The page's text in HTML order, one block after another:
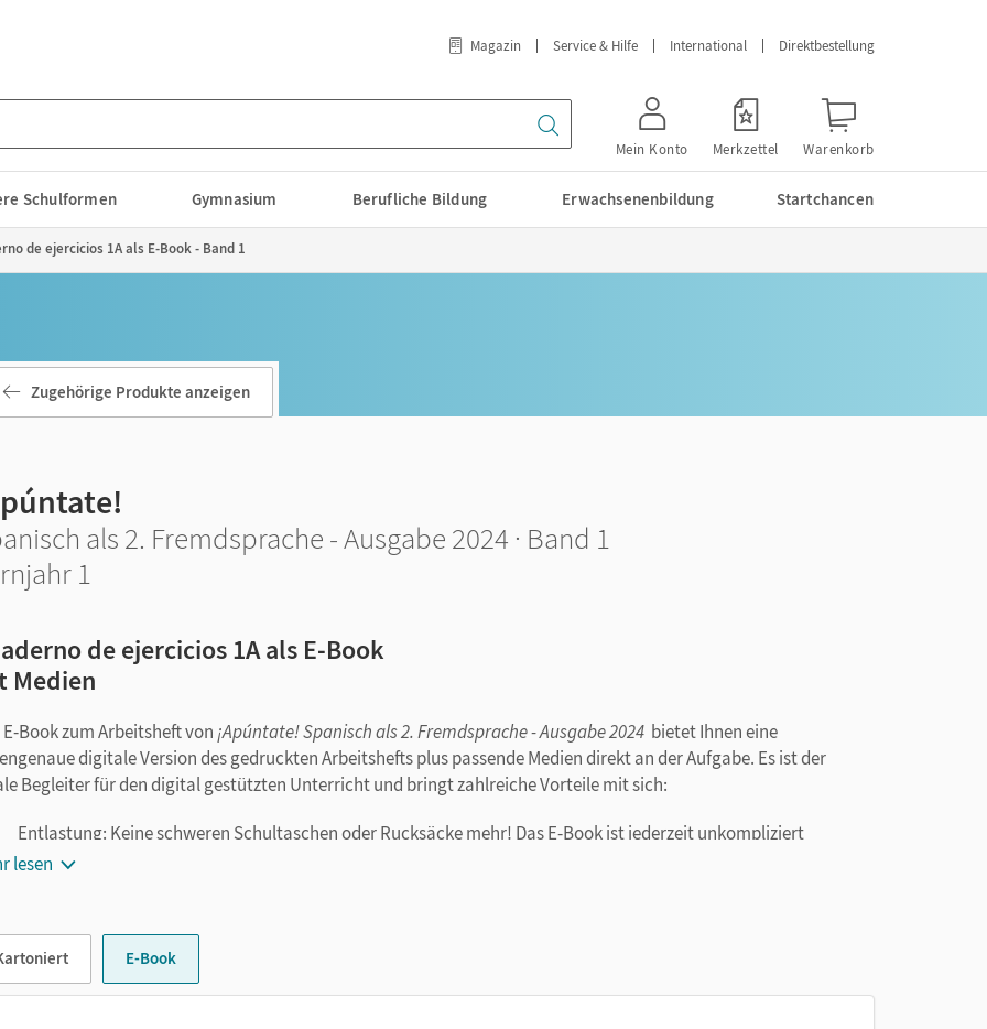
Magazin Service & Hilfe International Direktbestellung
Mein Konto Merkzettel Warenkorb
Schulformen Gymnasium Berufliche Bildung Erwachsenenbildung Startchancen
de ejercicios 1A als E-Book - Band 1
Zugehörige Produkte anzeigen
als 2. Fremdsprache - Ausgabe 2024 · Band 1
1
de ejercicios 1A als E-Book
Medien
E-Book zum Arbeitsheft von ¡Apúntate! Spanisch als 2. Fremdsprache - Ausgabe 2024 bietet Ihnen eine
digitale Version des gedruckten Arbeitshefts plus passende Medien direkt an der Aufgabe. Es ist der
Begleiter für den digital gestützten Unterricht und bringt zahlreiche Vorteile mit sich:
Entlastung: Keine schweren Schultaschen oder Rucksäcke mehr! Das E-Book ist jederzeit unkompliziert
verfügbar.
Autocontroles sind seitengenau platziert. Kein zeitaufwendiges Suchen mehr!
lesen
E-Book